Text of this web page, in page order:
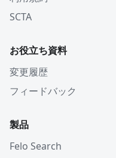
SCTA
お役立ち資料
変更履歴
フィードバック
製品
Felo Search